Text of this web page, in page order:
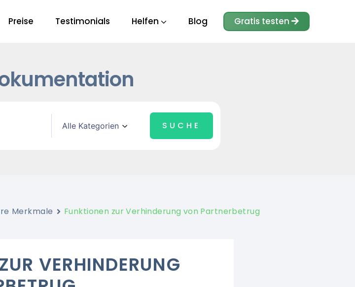
Preise Testimonials Helfen Blog Gratis testen
Merkmale Funktionen zur Verhinderung von Partnerbetrug
VERHINDERUNG